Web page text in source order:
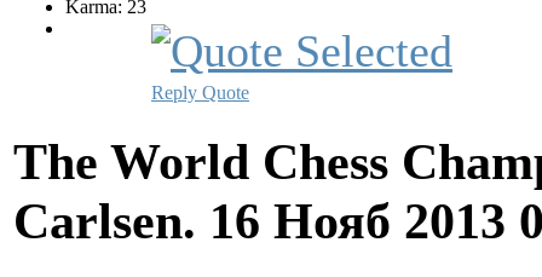
Karma: 23
Reply Quote
The World Chess
Carlsen. 16 Нояб 2013